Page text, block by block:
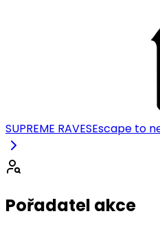
SUPREME RAVESEscape to
Pořadatel akce